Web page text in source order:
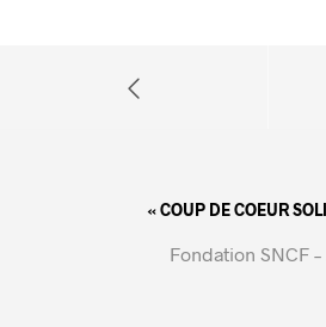
« COUP DE COEUR
Fondation SNCF –